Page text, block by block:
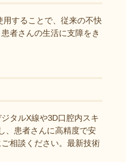
することで、従来の不快
者さんの生活に支障をき
タルX線や3D口腔内スキ
、患者さんに高精度で安
相談ください。最新技術